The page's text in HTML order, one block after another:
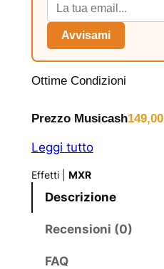
Avvisami
Ottime Condizioni
Prezzo Musicash149,00
Leggi tutto
Effetti| MXR
Descrizione
Recensioni (0)
FAQ